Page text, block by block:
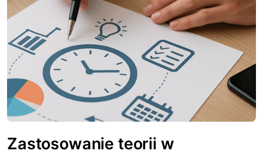
Zastosowanie teorii w